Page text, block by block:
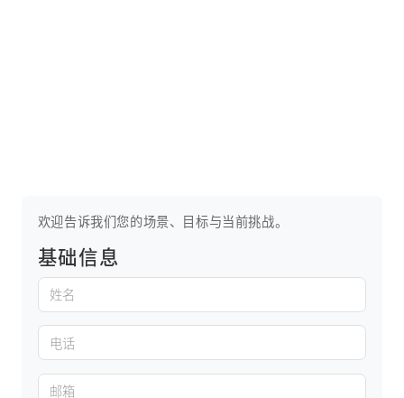
欢迎告诉我们您的场景、目标与当前挑战。
基础信息